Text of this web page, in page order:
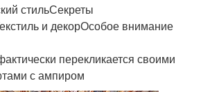
стильСекреты
и декорОсобое внимание
перекликается своими
с ампиром